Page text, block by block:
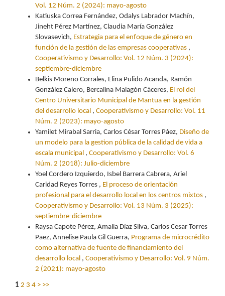
Vol. 12 Núm. 2 (2024): mayo-agosto
Katiuska Correa Fernández, Odalys Labrador Machín,
Jineht Pérez Martínez, Claudia María González
Slovasevich, Estrategia para el enfoque de género en
función de la gestión de las empresas cooperativas ,
Cooperativismo y Desarrollo: Vol. 12 Núm. 3 (2024):
septiembre-diciembre
Belkis Moreno Corrales, Elina Pulido Acanda, Ramón
González Calero, Bercalina Malagón Cáceres, El rol del
Centro Universitario Municipal de Mantua en la gestión
del desarrollo local , Cooperativismo y Desarrollo: Vol. 11
Núm. 2 (2023): mayo-agosto
Yamilet Mirabal Sarria, Carlos César Torres Páez, Diseño de
un modelo para la gestion pública de la calidad de vida a
escala municipal , Cooperativismo y Desarrollo: Vol. 6
Núm. 2 (2018): Julio-diciembre
Yoel Cordero Izquierdo, Isbel Barrera Cabrera, Ariel
Caridad Reyes Torres , El proceso de orientación
profesional para el desarrollo local en los centros mixtos ,
Cooperativismo y Desarrollo: Vol. 13 Núm. 3 (2025):
septiembre-diciembre
Raysa Capote Pérez, Amalia Díaz Silva, Carlos Cesar Torres
Paez, Annelise Paula Gil Guerra, Programa de microcrédito
como alternativa de fuente de financiamiento del
desarrollo local , Cooperativismo y Desarrollo: Vol. 9 Núm.
2 (2021): mayo-agosto
1 2 3 4 > >>